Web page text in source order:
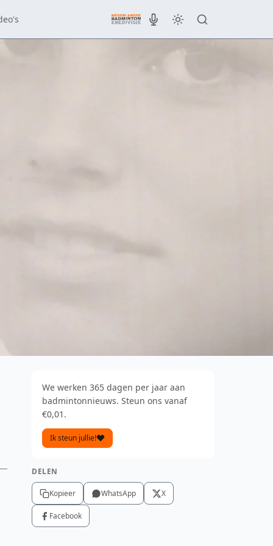
We werken 365 dagen per jaar aan
badmintonnieuws. Steun ons vanaf
€0,01.
Ik steun jullie!
DELEN
Kopieer WhatsApp X
Facebook